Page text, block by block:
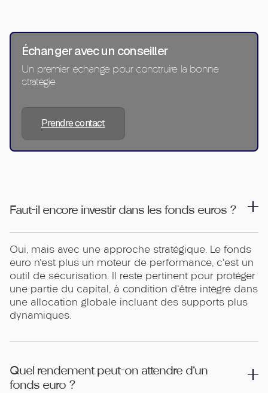
Échanger avec un conseiller
Un premier échange pour construire la bonne
stratégie
Prendre contact
Faut-il encore investir dans les fonds euros ?
Oui, mais avec une approche stratégique. Le fonds
euro n'est plus un moteur de performance, c'est un
outil de sécurisation. Il reste pertinent pour protéger
une partie du capital, à condition d'être intégré dans
une allocation globale incluant des supports plus
dynamiques.
Quel rendement peut-on attendre d'un
fonds euro ?